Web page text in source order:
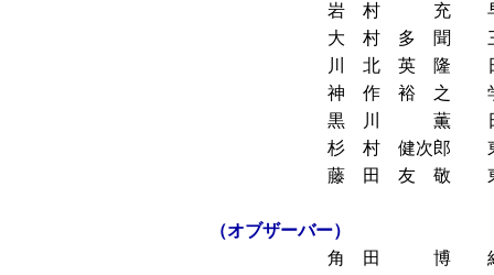
岩 村 充
大 村 多 聞
川 北 英 隆
神 作 裕 之
黒 川 薫
杉 村 健次郎
藤 田 友 敬
（オブザーバー）
角 田 博